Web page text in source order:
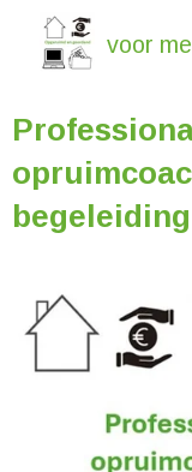
direct
de
hoofdinhoud
voor